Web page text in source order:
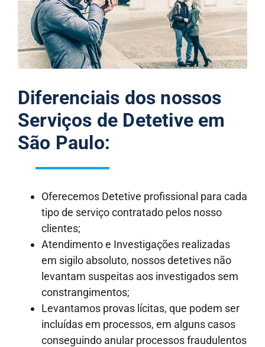
Diferenciais dos nossos
Serviços de Detetive em
São Paulo:
Oferecemos Detetive profissional para cada
tipo de serviço contratado pelos nosso
clientes;
Atendimento e Investigações realizadas
em sigilo absoluto, nossos detetives não
levantam suspeitas aos investigados sem
constrangimentos;
Levantamos provas lícitas, que podem ser
incluídas em processos, em alguns casos
conseguindo anular processos fraudulentos